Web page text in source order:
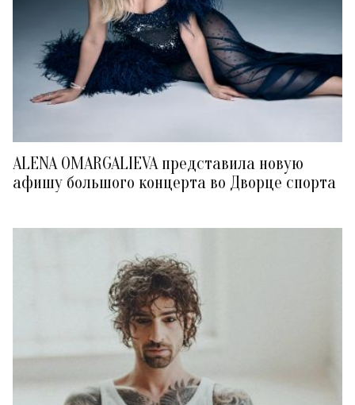
ALENA OMARGALIEVA представила новую
афишу большого концерта во Дворце спорта